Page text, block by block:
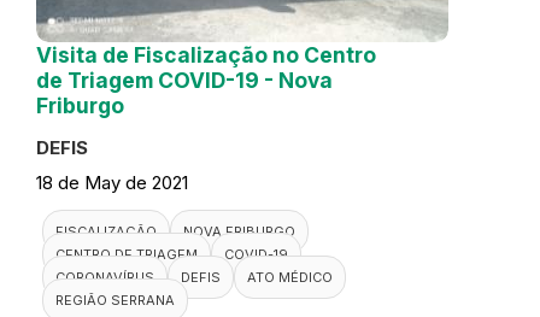
Visita de Fiscalização no Centro
de Triagem COVID-19 - Nova
Friburgo
DEFIS
18 de May de 2021
FISCALIZAÇÃO
NOVA FRIBURGO
CENTRO DE TRIAGEM
COVID-19
CORONAVÍRUS
DEFIS
ATO MÉDICO
REGIÃO SERRANA